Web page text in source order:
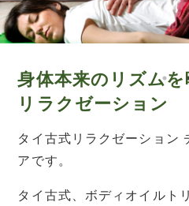
身体本来のリズム
リラクゼーション
タイ古式リラクゼーション
アです。
タイ古式、ボディオイルト